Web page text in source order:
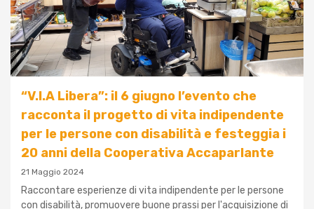
“V.I.A Libera”: il 6 giugno l’evento che
racconta il progetto di vita indipendente
per le persone con disabilità e festeggia i
20 anni della Cooperativa Accaparlante
21 Maggio 2024
Raccontare esperienze di vita indipendente per le persone
con disabilità, promuovere buone prassi per l'acquisizione di